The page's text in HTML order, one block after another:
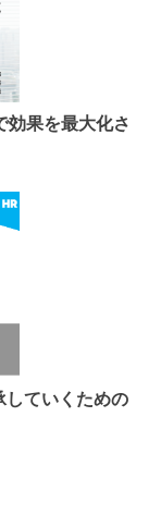
効果を最大化さ
していくための